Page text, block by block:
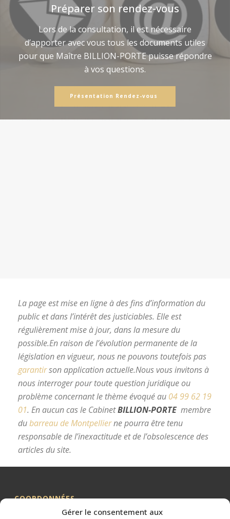
Gérer le consentement aux
Préparer son rendez-vous
Lors de la consultation, il est nécessaire
d’apporter avec vous tous les documents utiles
pour que Maître BILLION-PORTE puisse répondre
à vos questions.
Présentation Rendez-vous
La page est mise en ligne à des fins d’information du
public et dans l’intérêt des justiciables. Elle est
régulièrement mise à jour, dans la mesure du
possible.En raison de l’évolution permanente de la
législation en vigueur, nous ne pouvons toutefois pas
garantirson application actuelle.Nous vous invitons à
nous interroger pour toute question juridique ou
problème concernant le thème évoqué au 04 99 62 19
01. En aucun cas le CabinetBILLION-PORTE membre
dubarreau de Montpellierne pourra être tenu
responsable de l’inexactitude et de l’obsolescence des
articles du site.
COORDONNÉES
Me BILLION-PORTE